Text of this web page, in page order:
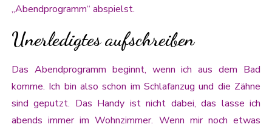
„Abendprogramm“ abspielst.
Unerledigtes aufschreiben
Das Abendprogramm beginnt, wenn ich aus dem Bad
komme. Ich bin also schon im Schlafanzug und die Zähne
sind geputzt. Das Handy ist nicht dabei, das lasse ich
abends immer im Wohnzimmer. Wenn mir noch etwas